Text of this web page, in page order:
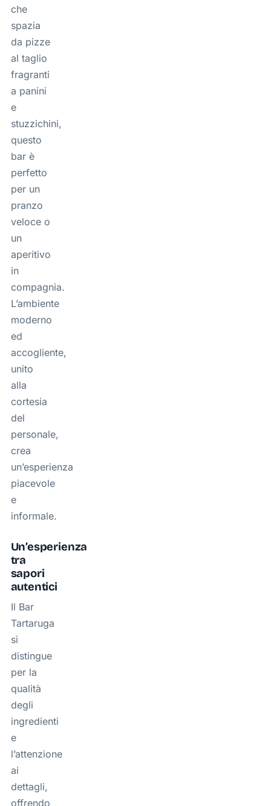
che
spazia
da pizze
al taglio
fragranti
a panini
e
stuzzichini,
questo
bar è
perfetto
per un
pranzo
veloce o
un
aperitivo
in
compagnia.
L’ambiente
moderno
ed
accogliente,
unito
alla
cortesia
del
personale,
crea
un’esperienza
piacevole
e
informale.
Un’esperienza
tra
sapori
autentici
Il Bar
Tartaruga
si
distingue
per la
qualità
degli
ingredienti
e
l’attenzione
ai
dettagli,
offrendo